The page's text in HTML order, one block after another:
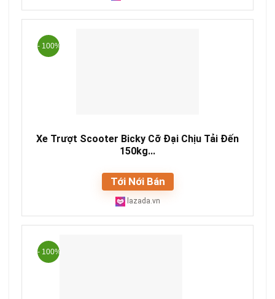
- 100%
Xe Trượt Scooter Bicky Cỡ Đại Chịu Tải Đến
150kg...
Tới Nới Bán
lazada.vn
- 100%